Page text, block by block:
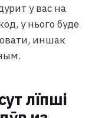
у вас на
у нього буде
иншак
лїпші